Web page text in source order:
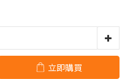
立即購買